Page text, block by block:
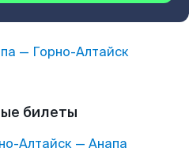
— Горно-Алтайск
билеты
Алтайск — Анапа